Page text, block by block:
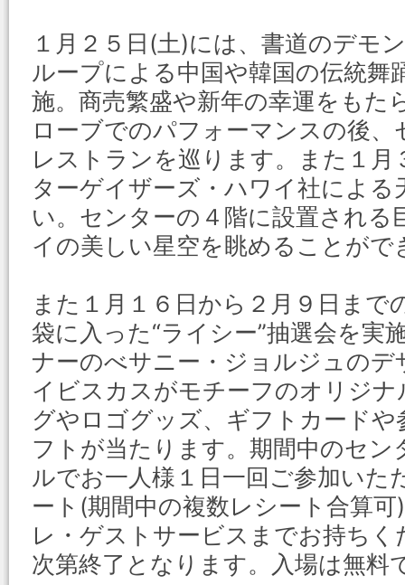
１月２５日(土)には、書道のデモ
ループによる中国や韓国の伝統舞
施。商売繁盛や新年の幸運をもた
ローブでのパフォーマンスの後
レストランを巡ります。また１
ターゲイザーズ・ハワイ社によ
い。センターの４階に設置される
イの美しい星空を眺めることがで
また１月１６日から２月９日まで
袋に入った“ライシー”抽選会を実
ナーのべサニー・ジョルジュの
イビスカスがモチーフのオリジ
グやロゴグッズ、ギフトカード
フトが当たります。期間中のセン
ルでお一人様１日一回ご参加いた
ート(期間中の複数レシート合算
レ・ゲストサービスまでお持ち
次第終了となります。入場は無料